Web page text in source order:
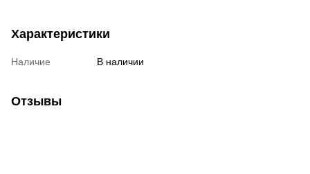
Характеристики
Наличие В наличии
Отзывы